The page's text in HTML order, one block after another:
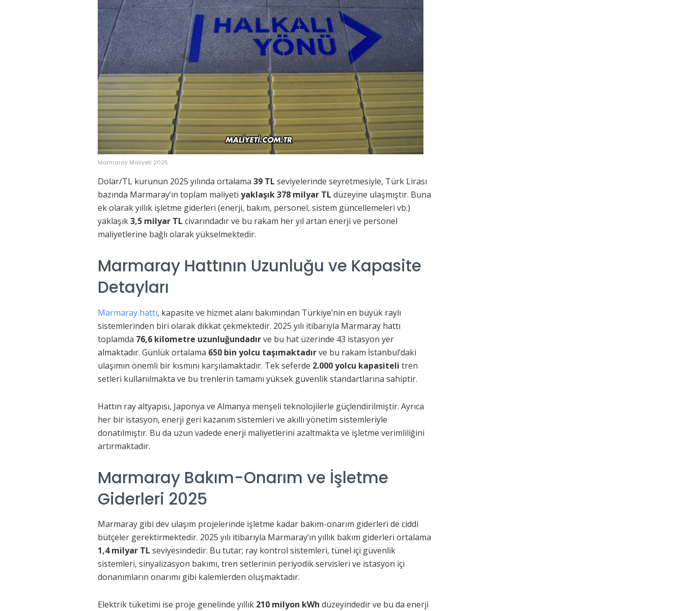
Marmaray Maliyeti 2025
Dolar/TL kurunun 2025 yılında ortalama 39 TL seviyelerinde seyretmesiyle, Türk Lirası
bazında Marmaray’ın toplam maliyeti yaklaşık 378 milyar TL düzeyine ulaşmıştır. Buna
ek olarak yıllık işletme giderleri (enerji, bakım, personel, sistem güncellemeleri vb.)
yaklaşık3,5 milyar TL civarındadır ve bu rakam her yıl artan enerji ve personel
maliyetlerine bağlı olarak yükselmektedir.
Marmaray Hattının Uzunluğu ve Kapasite
Detayları
Marmaray hattı, kapasite ve hizmet alanı bakımından Türkiye’nin en büyük raylı
sistemlerinden biri olarak dikkat çekmektedir. 2025 yılı itibarıyla Marmaray hattı
toplamda 76,6 kilometre uzunluğundadırve bu hat üzerinde 43 istasyon yer
almaktadır. Günlük ortalama 650 bin yolcu taşımaktadırve bu rakam İstanbul’daki
ulaşımın önemli bir kısmını karşılamaktadır. Tek seferde 2.000 yolcu kapasiteli tren
setleri kullanılmakta ve bu trenlerin tamamı yüksek güvenlik standartlarına sahiptir.
Hattın ray altyapısı, Japonya ve Almanya menşeli teknolojilerle güçlendirilmiştir. Ayrıca
her bir istasyon, enerji geri kazanım sistemleri ve akıllı yönetim sistemleriyle
donatılmıştır. Bu da uzun vadede enerji maliyetlerini azaltmakta ve işletme verimliliğini
artırmaktadır.
Marmaray Bakım-Onarım ve İşletme
Giderleri 2025
Marmaray gibi dev ulaşım projelerinde işletme kadar bakım-onarım giderleri de ciddi
bütçeler gerektirmektedir. 2025 yılı itibarıyla Marmaray’ın yıllık bakım giderleri ortalama
1,4 milyar TL seviyesindedir. Bu tutar; ray kontrol sistemleri, tünel içi güvenlik
sistemleri, sinyalizasyon bakımı, tren setlerinin periyodik servisleri ve istasyon içi
donanımların onarımı gibi kalemlerden oluşmaktadır.
Elektrik tüketimi ise proje genelinde yıllık 210 milyon kWh düzeyindedir ve bu da enerji